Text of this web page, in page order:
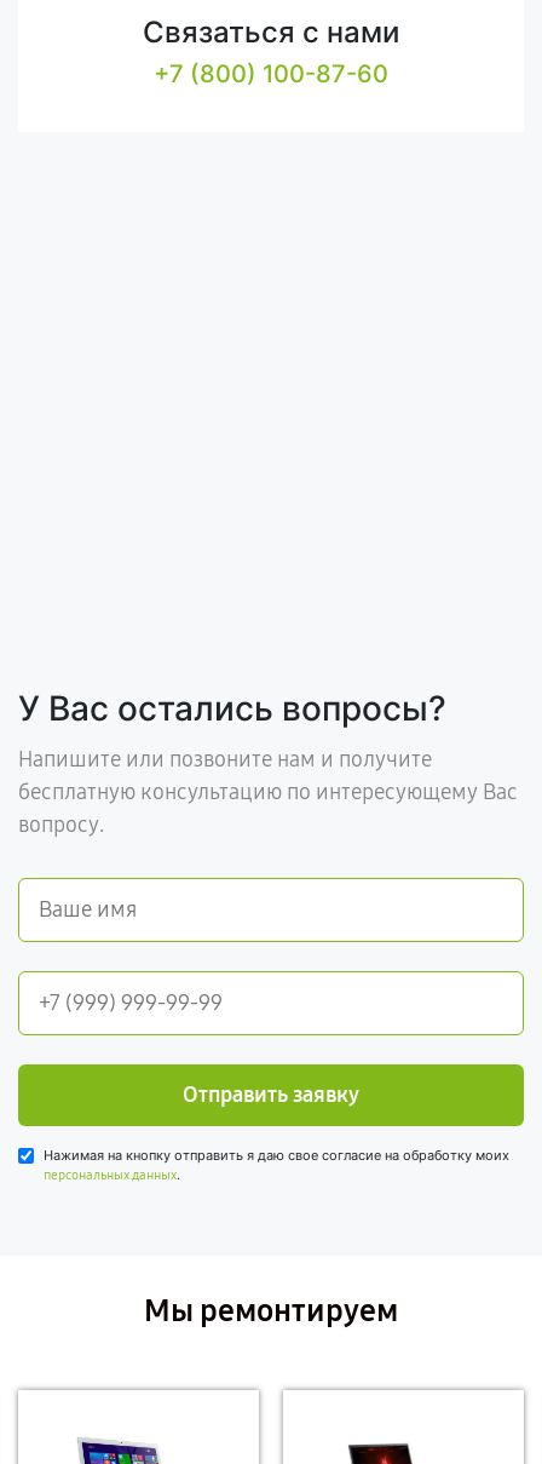
Связаться с нами
+7 (800) 100-87-60
У Вас остались вопросы?
Напишите или позвоните нам и получите
бесплатную консультацию по интересующему Вас
вопросу.
Отправить заявку
Нажимая на кнопку отправить я даю свое согласие на обработку моих
персональных данных.
Мы ремонтируем